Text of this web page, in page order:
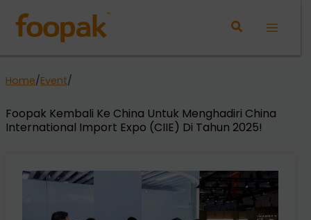
konten
Home/Event/
Foopak Kembali Ke China Untuk Menghadiri China
International Import Expo (CIIE) Di Tahun 2025!